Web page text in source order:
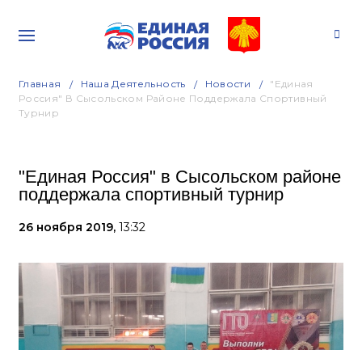
Главная Наша Деятельность Новости
"Единая
Россия" В Сысольском Районе Поддержала Спортивный
Турнир
"Единая Россия" в Сысольском районе
поддержала спортивный турнир
26 ноября 2019, 13:32